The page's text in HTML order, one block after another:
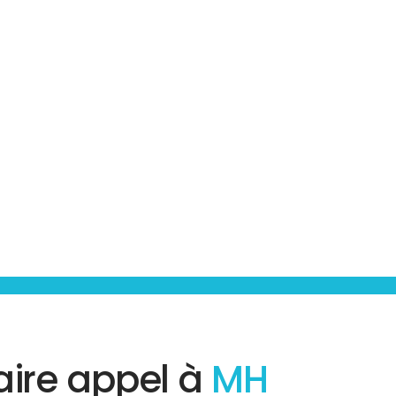
appel à MH